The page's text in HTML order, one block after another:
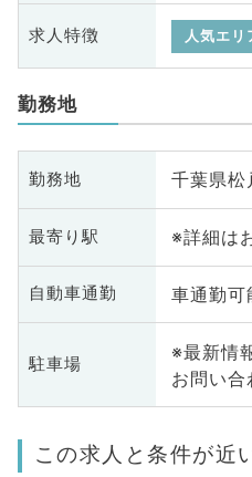
求人特徴 人気エリ
勤務地
勤務地 千葉県松
最寄り駅 ※詳細は
自動車通勤 車通勤可
駐車場
※最新情
お問い合
この求人と条件が近